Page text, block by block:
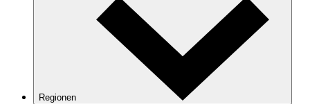
Regionen